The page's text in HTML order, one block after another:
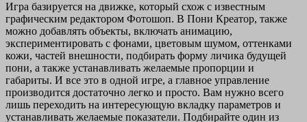
Игра базируется на движке, который схож с известным
графическим редактором Фотошоп. В Пони Креатор, также
можно добавлять объекты, включать анимацию,
экспериментировать с фонами, цветовым шумом, оттенками
кожи, частей внешности, подбирать форму личика будущей
пони, а также устанавливать желаемые пропорции и
габариты. И все это в одной игре, а главное управление
производится достаточно легко и просто. Вам нужно всего
лишь переходить на интересующую вкладку параметров и
устанавливать желаемые показатели. Подбирайте один из